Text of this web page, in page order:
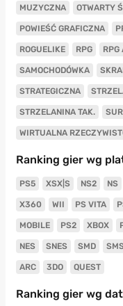
MUZYCZNA OTWARTY
POWIEŚĆ GRAFICZNA
ROGUELIKE RPG RPG
SAMOCHODÓWKA
STRATEGICZNA
STRZELANINA TAK.
WIRTUALNA
Ranking gier wg
PS5 XSX|S NS2 NS
X360 WII PS VITA
MOBILE PS2 XBOX
NES SNES SMD
ARC 3DO QUEST
Ranking gier wg